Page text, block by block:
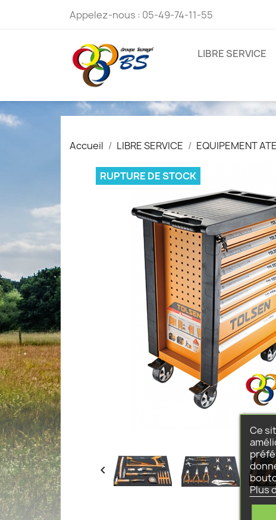
Appelez-nous : 05-49-74-11-55
LIBRE SERVICE
Accueil LIBRE SERVICE EQUIPEMENT
RUPTURE DE STOCK

Ce
Plus